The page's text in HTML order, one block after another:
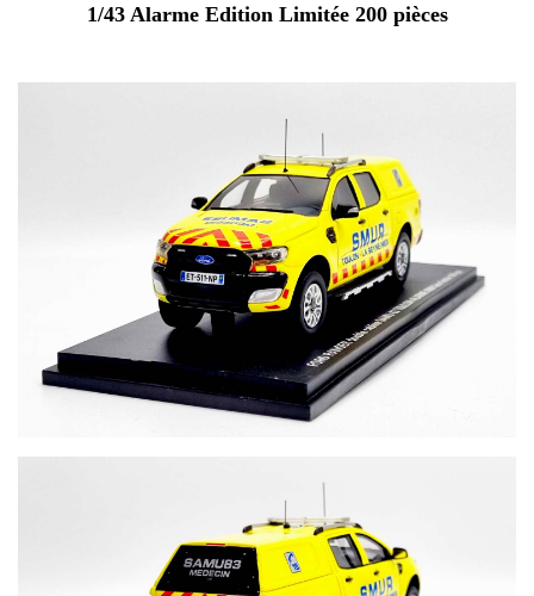
1/43 Alarme Edition Limitée 200 pièces